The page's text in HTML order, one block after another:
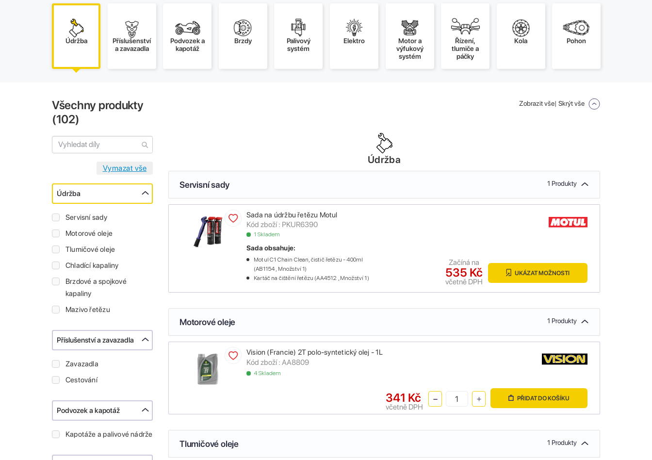
Údržba
Příslušenství
a zavazadla
Podvozek a
kapotáž
Brzdy
Palivový
systém
Elektro
Motor a
výfukový
systém
Řízení,
tlumiče a
páčky
Kola Pohon
Všechny produkty
(102)
Údržba
Servisní sady
Motorové oleje
Tlumičové oleje
Chladící kapaliny
Brzdové a spojkové
kapaliny
Mazivo řetězu
Příslušenství a zavazadla
Zavazadla
Cestování
Podvozek a kapotáž
Kapotáže a palivové nádrže
Zobrazit vše| Skrýt vše
Údržba
Servisní sady 1 Produkty
Sada na údržbu řetězu Motul
Kód zboží : PKUR6390
1 Skladem
Sada obsahuje:
Motul C1 Chain Clean, čistič řetězu - 400ml
(AB1154 , Množství 1)
Kartáč na čištění řetězu (AA4512 , Množství 1)
535 Kč
včetně DPH
Začíná na
UKÁZAT MOŽNOSTI
Motorové oleje 1 Produkty
Vision (Francie) 2T polo-syntetický olej - 1L
Kód zboží : AA8809
4 Skladem
341 Kč
včetně DPH
PŘIDAT DO KOŠÍKU
Tlumičové oleje 1 Produkty